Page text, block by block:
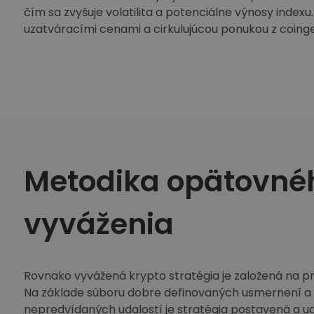
čím sa zvyšuje volatilita a potenciálne výnosy
uzatváracími cenami a cirkulujúcou ponukou z
Metodika
vyváženia
Rovnako vyvážená krypto stratégia je založená na
Na základe súboru dobre definovaných usmernení
nepredvídaných udalostí je stratégia postavená a